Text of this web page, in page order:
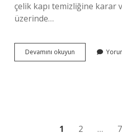
çelik kapı temizliğine karar
üzerinde…
Devamını okuyun
ruhu
1 2 …